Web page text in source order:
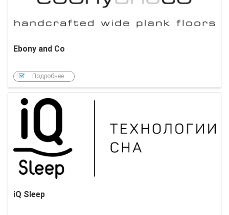
Ebony and Co
Подробнее
iQ Sleep